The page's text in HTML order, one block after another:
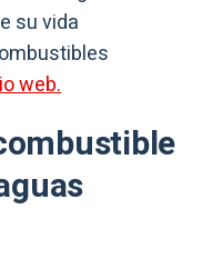
su vida
web.